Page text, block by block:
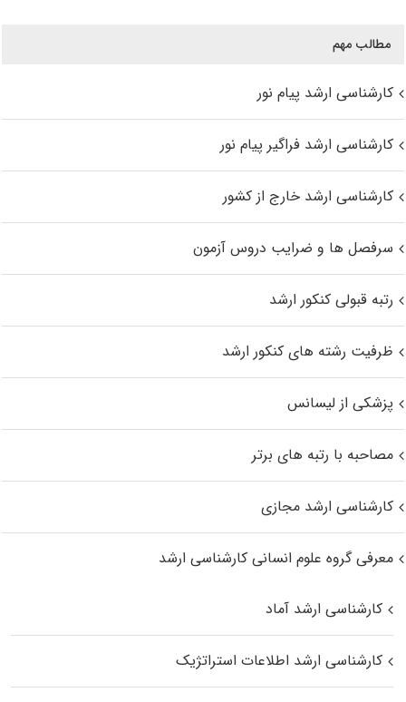
مطالب مهم
کارشناسی ارشد پیام نور
کارشناسی ارشد فراگیر پیام نور
کارشناسی ارشد خارج از کشور
سرفصل ها و ضرایب دروس آزمون
رتبه قبولی کنکور ارشد
ظرفیت رشته های کنکور ارشد
پزشکی از لیسانس
مصاحبه با رتبه های برتر
کارشناسی ارشد مجازی
معرفی گروه علوم انسانی کارشناسی ارشد
کارشناسی ارشد آماد
کارشناسی ارشد اطلاعات استراتژیک